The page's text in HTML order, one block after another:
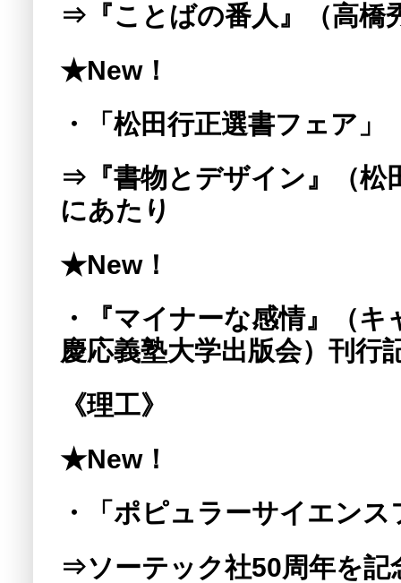
⇒『ことばの番人』（高橋
★New！
・「松田行正選書フェア
⇒『書物とデザイン』（松
にあたり
★New！
・『マイナーな感情』（
慶応義塾大学出版会）刊
《理工》
★New！
・「ポピュラーサイエン
⇒ソーテック社50周年を記